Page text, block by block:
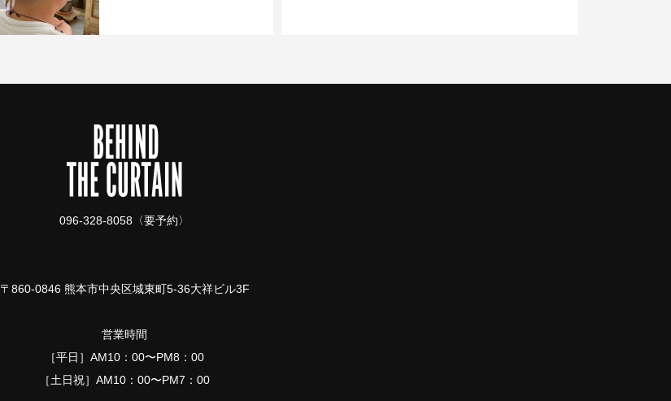
096-328-8058〈要予約〉
〒860-0846 熊本市中央区城東町5-36大祥ビル3F
営業時間
［平日］AM10：00〜PM8：00
［土日祝］AM10：00〜PM7：00